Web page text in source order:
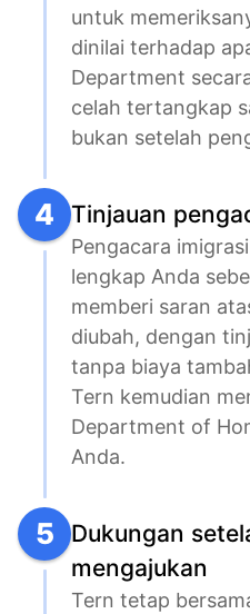
untuk
dinilai terhadap
Department
celah tertangkap
bukan setelah
4 Tinjauan
Pengacara
lengkap Anda
memberi saran
diubah, dengan
tanpa biaya
Tern kemudian
Department of
Anda.
5
Dukungan
mengajukan
Tern tetap